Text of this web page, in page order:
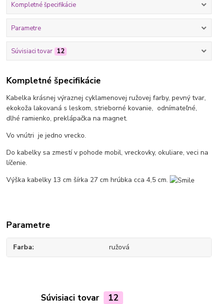
Kompletné špecifikácie
Parametre
Súvisiaci tovar 12
Kompletné špecifikácie
Kabelka krásnej výraznej cyklamenovej ružovej farby, pevný tvar,
ekokoža lakovaná s leskom, strieborné kovanie, odnímateľné,
dlhé ramienko, preklápačka na magnet.
Vo vnútri je jedno vrecko.
Do kabelky sa zmestí v pohode mobil, vreckovky, okuliare, veci na
líčenie.
Výška kabelky 13 cm šírka 27 cm hrúbka cca 4,5 cm.
Parametre
Farba ružová
Súvisiaci tovar 12